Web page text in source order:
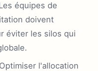
équipes de
doivent
éviter les silos qui
Optimiser l'allocation